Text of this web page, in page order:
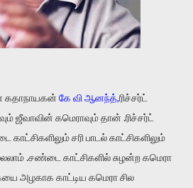
கதாநாயகன் கே வி ஆனந்த்,ரிச்சர்ட்
ஜீவாவின் கமெராவும் தான் .ரிச்சர்ட்
சரி பாடல் காட்சிகளிலும்
.சண்டை காட்சிகளில் சுழன்ற கமெரா
அழகாக காட்டிய கமெரா சில